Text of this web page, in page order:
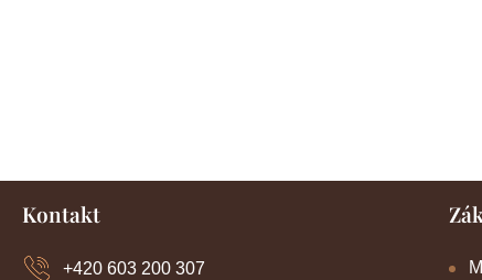
Kontakt
+420 603 200 307